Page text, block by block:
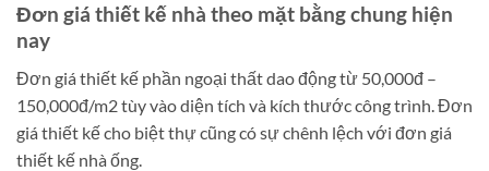
Đơn giá thiết kế nhà theo mặt bằng chung hiện
nay
Đơn giá thiết kế phần ngoại thất dao động từ 50,000đ –
150,000đ/m2 tùy vào diện tích và kích thước công trình. Đơn
giá thiết kế cho biệt thự cũng có sự chênh lệch với đơn giá
thiết kế nhà ống.